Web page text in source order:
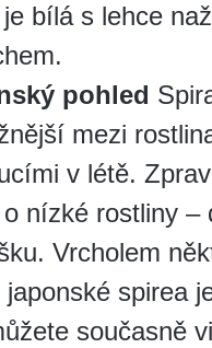
bílá s lehce
pohled
mezi
v létě.
nízké rostliny –
Vrcholem
japonské spirea
současně